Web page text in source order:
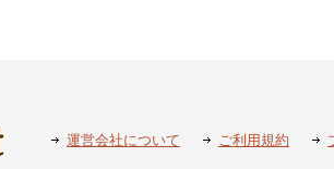
運営会社について ご利用規約